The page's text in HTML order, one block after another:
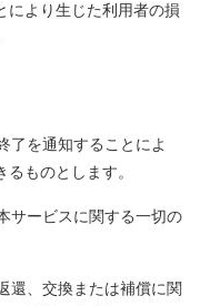
により生じた利用者の損
了を通知することによ
ものとします。
サービスに関する一切の
還、交換または補償に関